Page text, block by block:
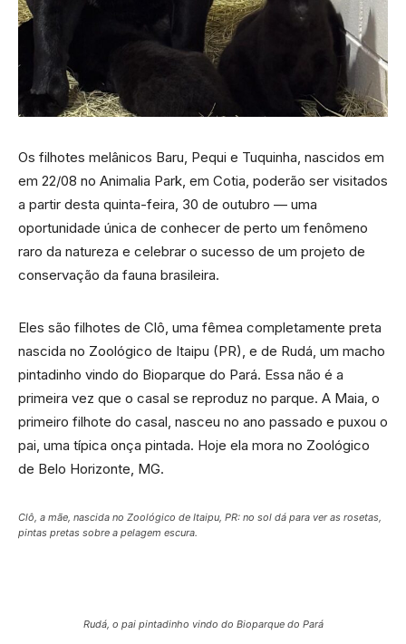
Os filhotes melânicos Baru, Pequi e Tuquinha, nascidos em
em 22/08 no Animalia Park, em Cotia, poderão ser visitados
a partir desta quinta-feira, 30 de outubro — uma
oportunidade única de conhecer de perto um fenômeno
raro da natureza e celebrar o sucesso de um projeto de
conservação da fauna brasileira.
Eles são filhotes de Clô, uma fêmea completamente preta
nascida no Zoológico de Itaipu (PR), e de Rudá, um macho
pintadinho vindo do Bioparque do Pará. Essa não é a
primeira vez que o casal se reproduz no parque. A Maia, o
primeiro filhote do casal, nasceu no ano passado e puxou o
pai, uma típica onça pintada. Hoje ela mora no Zoológico
de Belo Horizonte, MG.
Clô, a mãe, nascida no Zoológico de Itaipu, PR: no sol dá para ver as rosetas,
pintas pretas sobre a pelagem escura.
Rudá, o pai pintadinho vindo do Bioparque do Pará